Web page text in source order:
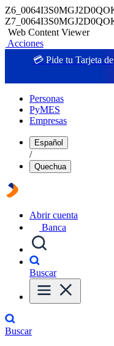
Web Content Viewer
Acciones
💳 Pide tu Tarjeta
Personas
PyMES
Empresas
Español
/
Quechua
Abrir cuenta
Banca
Buscar
Buscar